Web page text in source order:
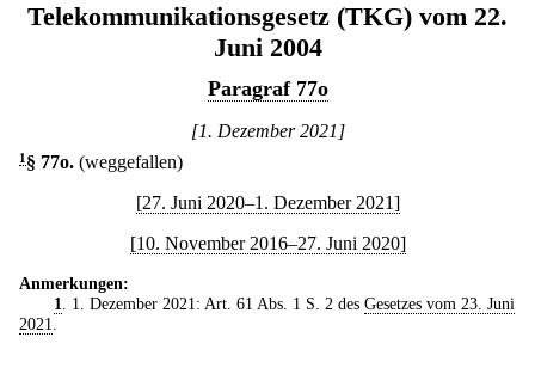
Telekommunikationsgesetz (TKG) vom 22.
Juni 2004
Paragraf 77o
[1. Dezember 2021]
1 § 77o. (weggefallen)
[27. Juni 2020–1. Dezember 2021]
[10. November 2016–27. Juni 2020]
Anmerkungen:
1
. 1. Dezember 2021: Art. 61 Abs. 1 S. 2 des Gesetzes vom 23. Juni
2021